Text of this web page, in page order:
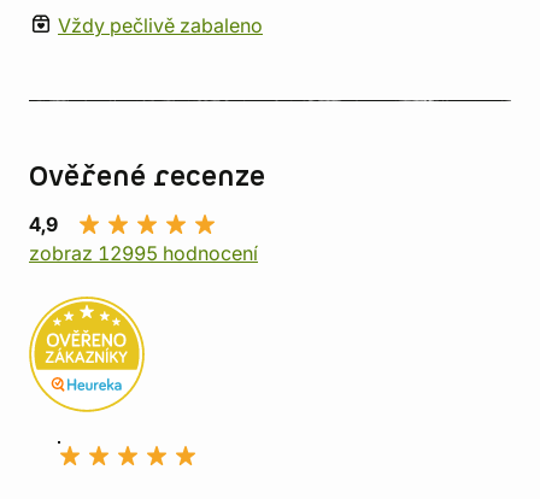
Vždy pečlivě zabaleno
Ověřené recenze
4,9
zobraz 12995 hodnocení